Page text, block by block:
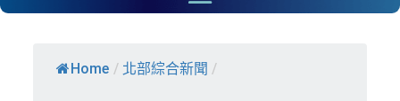
Home / 北部綜合新聞 /